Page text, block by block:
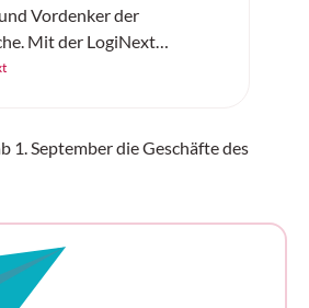
Vordenker der
Mit der LogiNext
am 14. und 15. April 2026
die grössten Hebel hat:
Digitalisierung und
urbane Logistik.
1. September die Geschäfte des